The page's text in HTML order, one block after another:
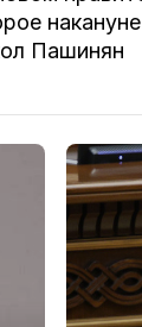
Пашинян